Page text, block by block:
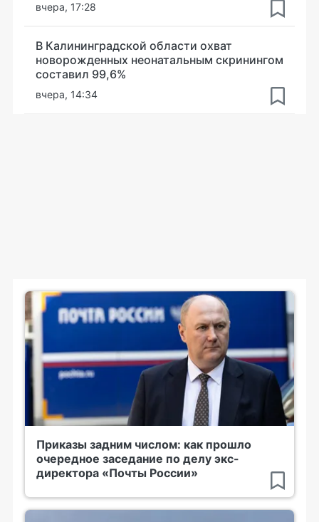
вчера, 17:28
В Калининградской области охват
новорожденных неонатальным скринингом
составил 99,6%
вчера, 14:34
Приказы задним числом: как прошло
очередное заседание по делу экс-
директора «Почты России»